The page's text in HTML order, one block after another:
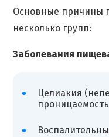
Основные причины
несколько групп:
Заболевания
Целиакия